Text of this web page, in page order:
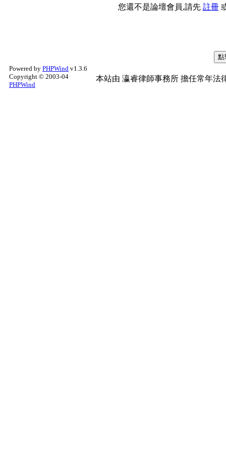
您還不是論壇會員,請先 註冊
Powered by PHPWind v1.3.6
Copyright © 2003-04
PHPWind
本站由 瀛睿律師事務所 擔任常年法